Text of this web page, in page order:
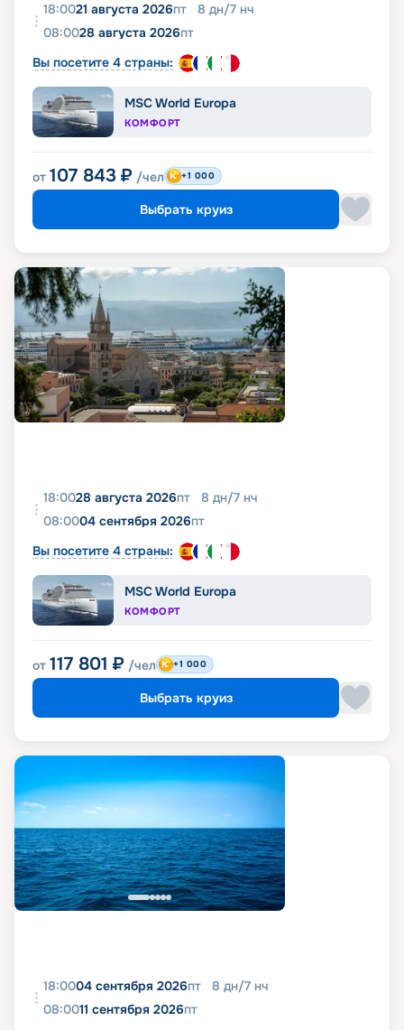
18:0021 августа 2026пт 8 дн/7 нч
08:0028 августа 2026пт
Вы посетите 4 страны:
MSC World Europa
КОМФОРТ
от 107 843 ₽ /чел +1 000
Выбрать круиз
18:0028 августа 2026пт 8 дн/7 нч
08:0004 сентября 2026пт
Вы посетите 4 страны:
MSC World Europa
КОМФОРТ
от 117 801 ₽ /чел +1 000
Выбрать круиз
18:0004 сентября 2026пт 8 дн/7 нч
08:0011 сентября 2026пт